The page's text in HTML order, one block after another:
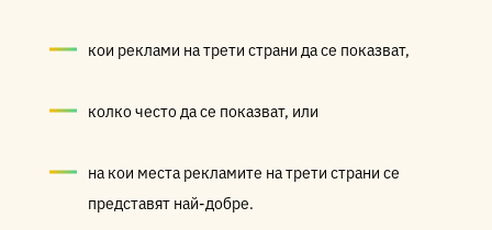
кои реклами на трети страни да се показват,
колко често да се показват, или
на кои места рекламите на трети страни се
представят най-добре.